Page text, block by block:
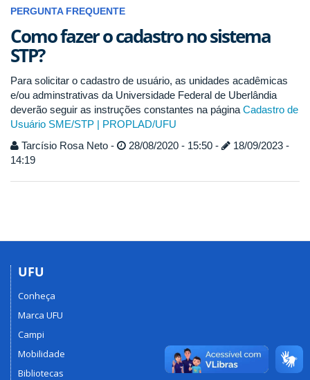
PERGUNTA FREQUENTE
Como fazer o cadastro no sistema
STP?
Para solicitar o cadastro de usuário, as unidades acadêmicas
e/ou adminstrativas da Universidade Federal de Uberlândia
deverão seguir as instruções constantes na página Cadastro de
Usuário SME/STP | PROPLAD/UFU
Tarcísio Rosa Neto -
28/08/2020 - 15:50 -
18/09/2023 -
14:19
UFU
Conheça
Marca UFU
Campi
Mobilidade
Bibliotecas